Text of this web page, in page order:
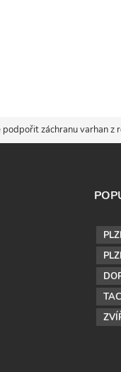
záchranu varhan z